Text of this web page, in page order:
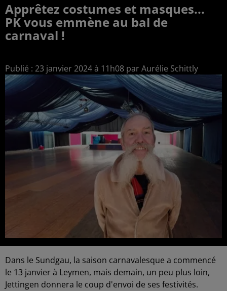
Apprêtez costumes et masques...
PK vous emmène au bal de
carnaval !
Publié : 23 janvier 2024 à 11h08 par Aurélie Schittly
Dans le Sundgau, la saison carnavalesque a commencé
le 13 janvier à Leymen, mais demain, un peu plus loin,
Jettingen donnera le coup d'envoi de ses festivités.